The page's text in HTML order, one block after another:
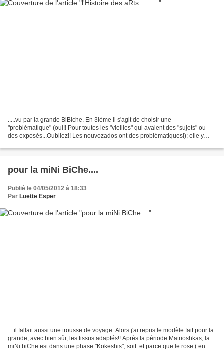
.....vu par la grande BiBiche. En 3ième il s'agit de choisir une
"problématique" (oui!! Pour toutes les "vieilles" qui avaient des "sujets" ou
des exposés...Oubliez!! Les nouvozados ont des problématiques!); elle y
pour la miNi BiChe....
Publié le 04/05/2012 à 18:33
Par Luette Esper
....il fallait aussi une trousse de voyage. Alors j'ai repris le modèle fait pour la
grande, avec bien sûr, les tissus adaptés!! Après la période Matrioshkas, la
miNi biChe est dans une phase "Kokeshis", soit: et parce que le rose ( en